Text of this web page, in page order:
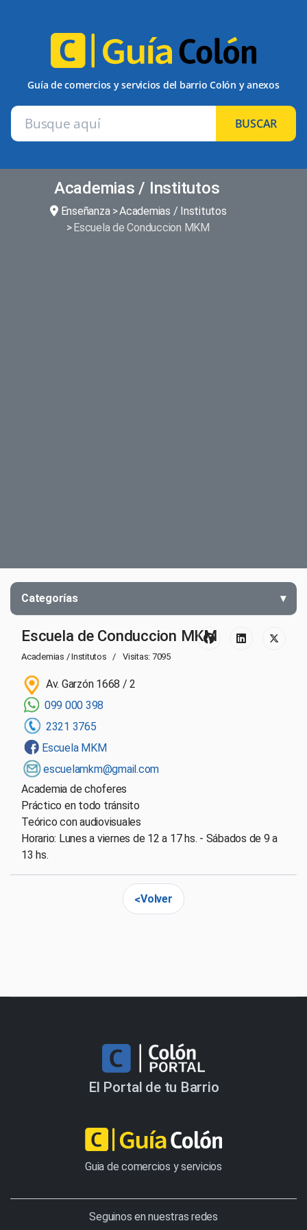
Guía de comercios y servicios del barrio Colón y anexos
BUSCAR
Academias / Institutos
Enseñanza
Academias / Institutos
Escuela de Conduccion MKM
Categorías
Escuela de Conduccion MKM
Academias / Institutos Visitas: 7095
Av. Garzón 1668 / 2
099 000 398
2321 3765
Escuela MKM
escuelamkm@gmail.com
Academia de choferes
Práctico en todo tránsito
Teórico con audiovisuales
Horario: Lunes a viernes de 12 a 17 hs. - Sábados de 9 a
13 hs.
Volver
El Portal de tu Barrio
Guia de comercios y servicios
Seguinos en nuestras redes